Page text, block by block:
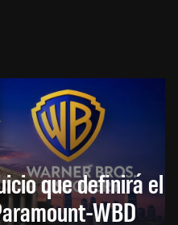
que definirá el
WBD